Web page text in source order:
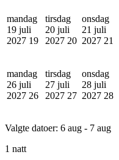
mandag
19 juli
2027 19
tirsdag
20 juli
2027 20
onsdag
21 juli
2027 21
mandag
26 juli
2027 26
tirsdag
27 juli
2027 27
onsdag
28 juli
2027 28
Valgte datoer: 6 aug - 7 aug
1 natt